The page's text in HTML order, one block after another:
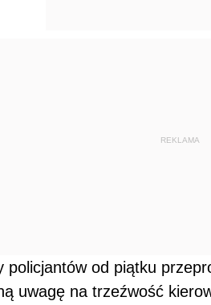
REKLAMA
policjantów od piątku
uwagę na trzeźwość